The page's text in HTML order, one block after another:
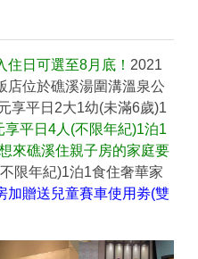
日可選至8月底！ 2021
店位於礁溪湯圍溝溫泉公
享平日2大1幼(未滿6歲)1
享平日4人(不限年紀)1泊1
來礁溪住親子房的家庭要
限年紀)1泊1食住奢華家
加贈送兒童賽車使用劵(雙